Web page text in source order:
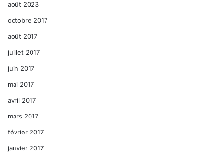
août 2023
octobre 2017
août 2017
juillet 2017
juin 2017
mai 2017
avril 2017
mars 2017
février 2017
janvier 2017